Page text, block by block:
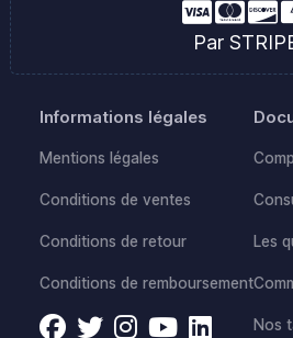
Par
Informations légales
Mentions légales
Conditions de ventes
Conditions de retour
Conditions de remboursement
Les
Nos